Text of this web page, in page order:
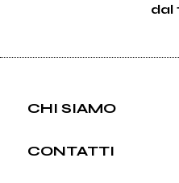
dal
CHI SIAMO
CONTATTI